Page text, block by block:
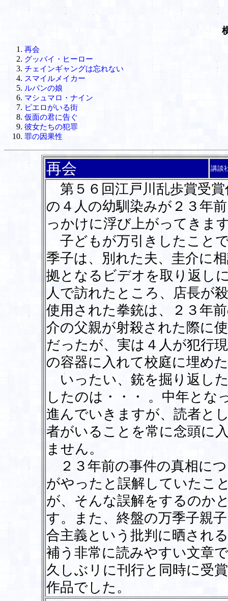
再会
グッバイ・ヒーロー
チェインギャングは忘れない
スマイルメイカー
ルパンの娘
マシュマロ・ナイン
ピエロがいる街
仮面の君に告ぐ
彼女たちの犯罪
罪の因果性
再会 講談
第５６回江戸川乱歩賞受
の４人の幼馴染みが２３年
っかけに浮び上がってきま
子どもが万引きしたこと
季子は、別れた夫、圭介に
拠となるビデオを取り返し
人で訪れたところ、店長が
使用された拳銃は、２３年
介の父親が射殺された際に
だったが、実は４人が犯行
の容器に入れて校庭に埋め
いったい、銃を掘り返し
したのは・・・ 。中年とな
進んでいきますが、読者と
者がいることを常に念頭に
ません。
２３年前の事件の真相に
がやったと誤解していたこ
が、そんな誤解をするのか
す。また、終盤の万季子親
合主義という批判に晒され
補う非常に読みやすい文章
久しぶリに刊行と同時に受
作品でした。